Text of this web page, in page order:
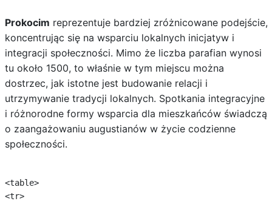
Prokocim reprezentuje bardziej zróżnicowane podejście,
koncentrując się na wsparciu lokalnych inicjatyw i
integracji społeczności. Mimo że liczba parafian wynosi
tu około 1500, to właśnie w tym miejscu można
dostrzec, jak istotne jest budowanie relacji i
utrzymywanie tradycji lokalnych. Spotkania integracyjne
i różnorodne formy wsparcia dla mieszkańców świadczą
o zaangażowaniu augustianów w życie codzienne
społeczności.
<table>
<tr>